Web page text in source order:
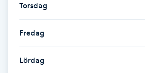
Healing
Herrklippning
Torsdag
Fredag
Lördag